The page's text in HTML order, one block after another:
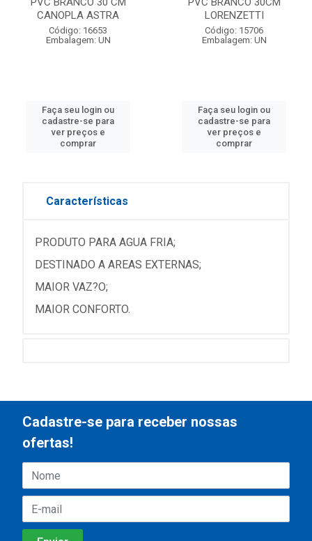
CANOPLA ASTRA
Código: 16653
Embalagem: UN
Faça seu login ou
cadastre-se para
ver preços e
comprar
LORENZETTI
Código: 15706
Embalagem: UN
Faça seu login ou
cadastre-se para
ver preços e
comprar
Características
PRODUTO PARA AGUA FRIA;
DESTINADO A AREAS EXTERNAS;
MAIOR VAZ?O;
MAIOR CONFORTO.
Cadastre-se para receber nossas
ofertas!